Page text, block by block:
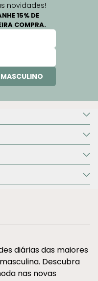
novidades!
15% DE
COMPRA.
MASCULINO
diárias das maiores
Descubra
nas novas